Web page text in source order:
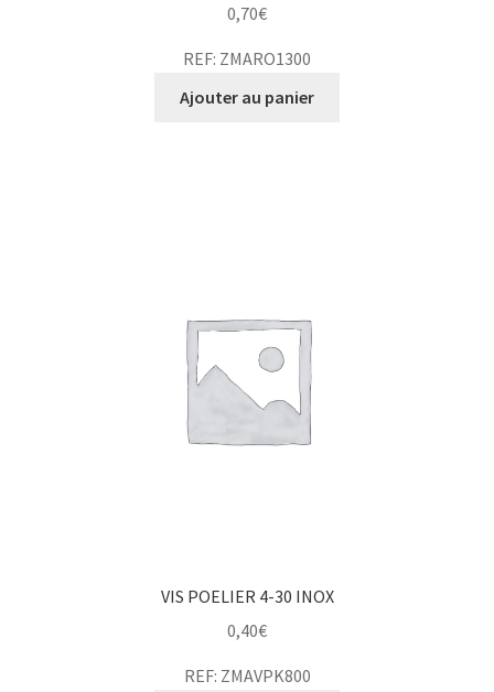
0,70€
REF: ZMARO1300
Ajouter au panier
VIS POELIER 4-30 INOX
0,40€
REF: ZMAVPK800